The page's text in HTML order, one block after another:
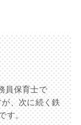
員保育士で
、次に続く鉄
す。